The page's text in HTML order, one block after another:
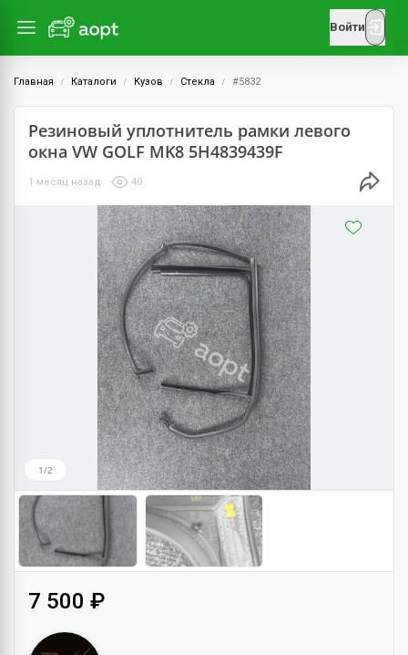
Войти
Главная Каталоги Кузов Стекла #5832
Резиновый уплотнитель рамки левого
окна VW GOLF MK8 5H4839439F
1 месяц назад 40
1/2
7 500 ₽